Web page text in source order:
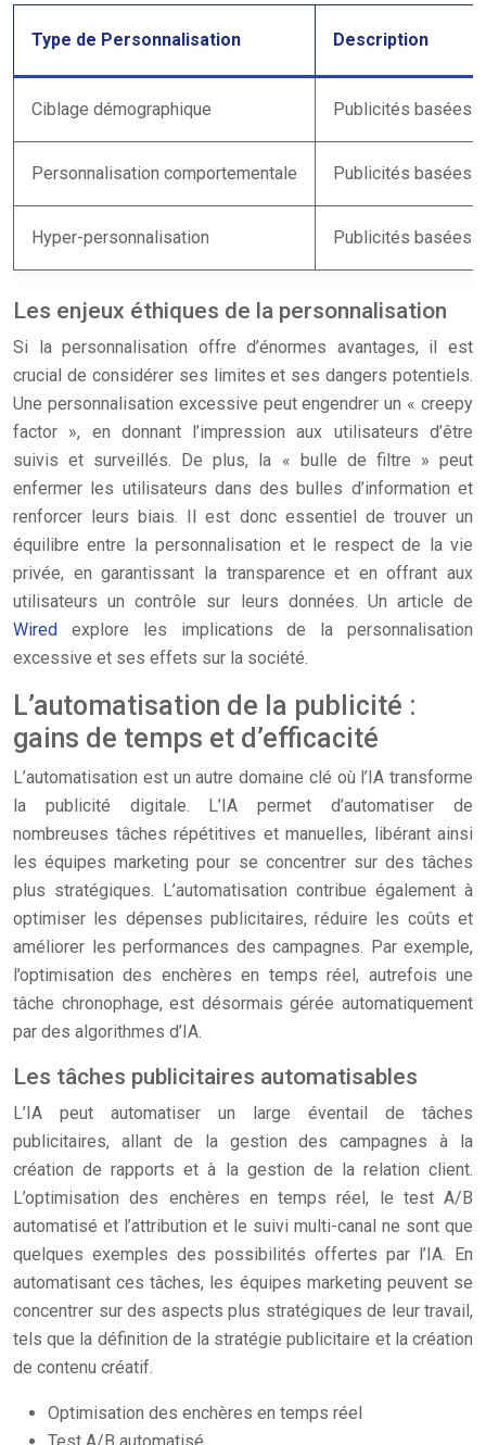
Type de Personnalisation Description
Ciblage démographique Publicités basées
Personnalisation comportementale Publicités basées
Hyper-personnalisation Publicités basées
Les enjeux éthiques de la personnalisation
Si la personnalisation offre d’énormes avantages, il est
crucial de considérer ses limites et ses dangers potentiels.
Une personnalisation excessive peut engendrer un « creepy
factor », en donnant l’impression aux utilisateurs d’être
suivis et surveillés. De plus, la « bulle de filtre » peut
enfermer les utilisateurs dans des bulles d’information et
renforcer leurs biais. Il est donc essentiel de trouver un
équilibre entre la personnalisation et le respect de la vie
privée, en garantissant la transparence et en offrant aux
utilisateurs un contrôle sur leurs données. Un article de
Wired explore les implications de la personnalisation
excessive et ses effets sur la société.
L’automatisation de la publicité :
gains de temps et d’efficacité
L’automatisation est un autre domaine clé où l’IA transforme
la publicité digitale. L’IA permet d’automatiser de
nombreuses tâches répétitives et manuelles, libérant ainsi
les équipes marketing pour se concentrer sur des tâches
plus stratégiques. L’automatisation contribue également à
optimiser les dépenses publicitaires, réduire les coûts et
améliorer les performances des campagnes. Par exemple,
l’optimisation des enchères en temps réel, autrefois une
tâche chronophage, est désormais gérée automatiquement
par des algorithmes d’IA.
Les tâches publicitaires automatisables
L’IA peut automatiser un large éventail de tâches
publicitaires, allant de la gestion des campagnes à la
création de rapports et à la gestion de la relation client.
L’optimisation des enchères en temps réel, le test A/B
automatisé et l’attribution et le suivi multi-canal ne sont que
quelques exemples des possibilités offertes par l’IA. En
automatisant ces tâches, les équipes marketing peuvent se
concentrer sur des aspects plus stratégiques de leur travail,
tels que la définition de la stratégie publicitaire et la création
de contenu créatif.
Optimisation des enchères en temps réel